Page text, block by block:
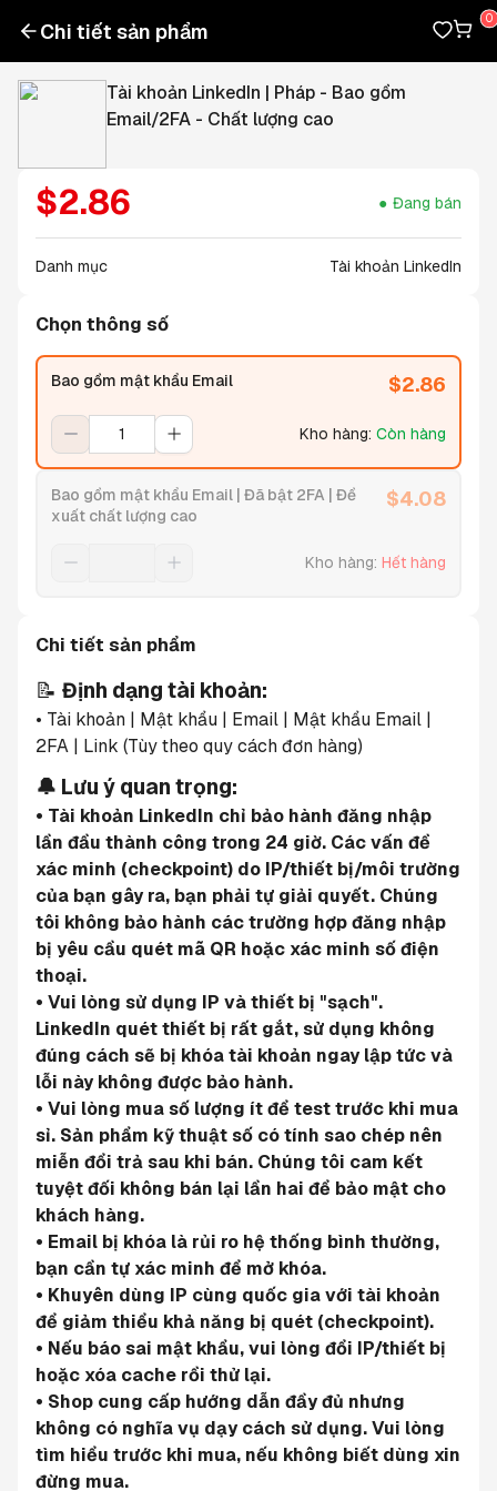
Chi tiết sản phẩm
Tài khoản LinkedIn | Pháp - Bao gồm
Email/2FA - Chất lượng cao
$2.86 Đang bán
Danh mục Tài khoản LinkedIn
Chọn thông số
Bao gồm mật khẩu Email $2.86
Kho hàng: Còn hàng
Bao gồm mật khẩu Email | Đã bật 2FA | Đề
xuất chất lượng cao
$4.08
Kho hàng: Hết hàng
Chi tiết sản phẩm
📝 Định dạng tài khoản:
• Tài khoản | Mật khẩu | Email | Mật khẩu Email |
2FA | Link (Tùy theo quy cách đơn hàng)
🔔 Lưu ý quan trọng:
• Tài khoản LinkedIn chỉ bảo hành đăng nhập
lần đầu thành công trong 24 giờ. Các vấn đề
xác minh (checkpoint) do IP/thiết bị/môi trường
của bạn gây ra, bạn phải tự giải quyết. Chúng
tôi không bảo hành các trường hợp đăng nhập
bị yêu cầu quét mã QR hoặc xác minh số điện
thoại.
• Vui lòng sử dụng IP và thiết bị "sạch".
LinkedIn quét thiết bị rất gắt, sử dụng không
đúng cách sẽ bị khóa tài khoản ngay lập tức và
lỗi này không được bảo hành.
• Vui lòng mua số lượng ít để test trước khi mua
sỉ. Sản phẩm kỹ thuật số có tính sao chép nên
miễn đổi trả sau khi bán. Chúng tôi cam kết
tuyệt đối không bán lại lần hai để bảo mật cho
khách hàng.
• Email bị khóa là rủi ro hệ thống bình thường,
bạn cần tự xác minh để mở khóa.
• Khuyên dùng IP cùng quốc gia với tài khoản
để giảm thiểu khả năng bị quét (checkpoint).
• Nếu báo sai mật khẩu, vui lòng đổi IP/thiết bị
hoặc xóa cache rồi thử lại.
• Shop cung cấp hướng dẫn đầy đủ nhưng
không có nghĩa vụ dạy cách sử dụng. Vui lòng
tìm hiểu trước khi mua, nếu không biết dùng xin
đừng mua.